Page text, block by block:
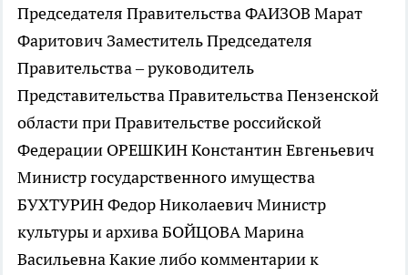
Председателя Правительства ФАИЗОВ Марат
Фаритович Заместитель Председателя
Правительства – руководитель
Представительства Правительства Пензенской
области при Правительстве российской
Федерации ОРЕШКИН Константин Евгеньевич
Министр государственного имущества
БУХТУРИН Федор Николаевич Министр
культуры и архива БОЙЦОВА Марина
Васильевна Какие либо комментарии к